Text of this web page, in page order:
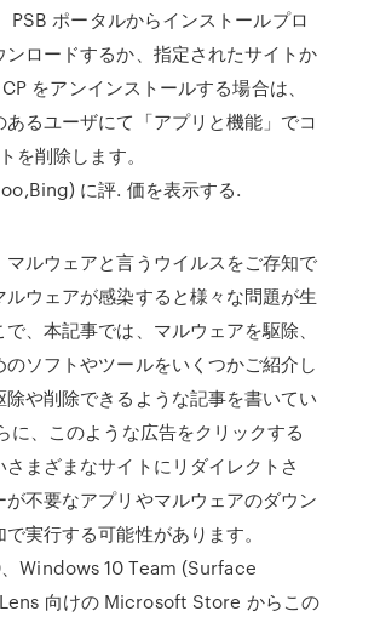
PSB ポータルからインストールプロ
ンロードするか、指定されたサイトか
をアンインストールする場合は、
るユーザにて「アプリと機能」でコ
を削除します。
に評. 価を表示する.
マルウェアと言うウイルスをご存知で
ルウェアが感染すると様々な問題が生
、本記事では、マルウェアを駆除、
ソフトやツールをいくつかご紹介し
除や削除できるような記事を書いてい
に、このような広告をクリックする
さまざまなサイトにリダイレクトさ
が不要なアプリやマルウェアのダウン
実行する可能性があります。
Windows 10 Team (Surface
向けの Microsoft Store からこの